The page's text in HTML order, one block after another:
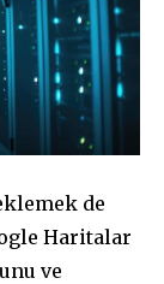
de
Haritalar
ve